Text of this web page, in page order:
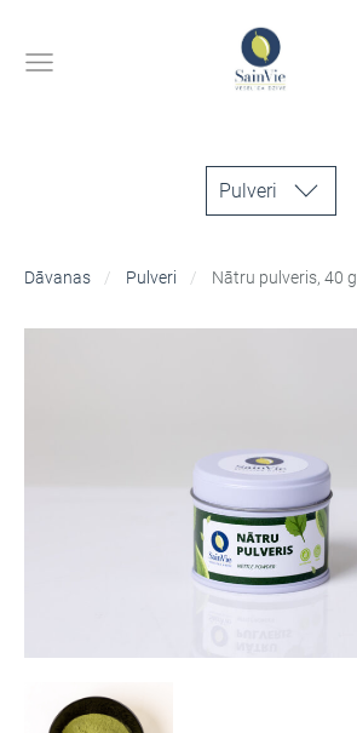
Pulveri
Dāvanas Pulveri Nātru pulveris, 40 g